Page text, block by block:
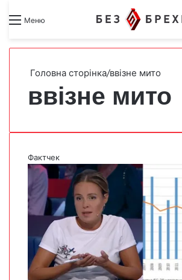
Меню Search forSwitch skin
Головна сторінка/ввізне мито
ввізне мито
Фактчек